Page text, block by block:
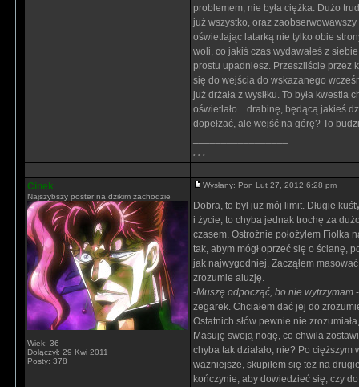
problemem, nie była ciężka. Dużo
już wszystko, oraz zaobserwowawszy
oświetlając latarką nie tylko obie
woli, co jakiś czas wydawałeś z
prostu upadniesz. Przeszliście przez
się do wejścia do wskazanego
już drżała z wysiłku. To była
oświetlało... drabinę, będącą jakieś
dopełzać, ale wejść na górę? To
. . .
Cinek
Najszybszy poster na dzikim zachodzie
Wiek: 36
Dołączył: 29 Kwi 2011
Posty: 378
Wysłany: Pon Lut 27, 2012 6:28 pm
Dobra, to był już mój limit. Długie
i życie, to chyba jednak trochę za
czasem. Ostrożnie położyłem
tak, abym mógł oprzeć się o ścianę,
jak najwygodniej. Zacząłem
zrozumie aluzję.
-Muszę odpocząć, bo nie wytrzymam
zegarek. Chciałem dać jej do
Ostatnich słów pewnie nie
Masuję swoją nogę, co chwila
chyba tak działało, nie? Po
ważniejsze, skupiłem się też na
kończynie, aby dowiedzieć się, czy